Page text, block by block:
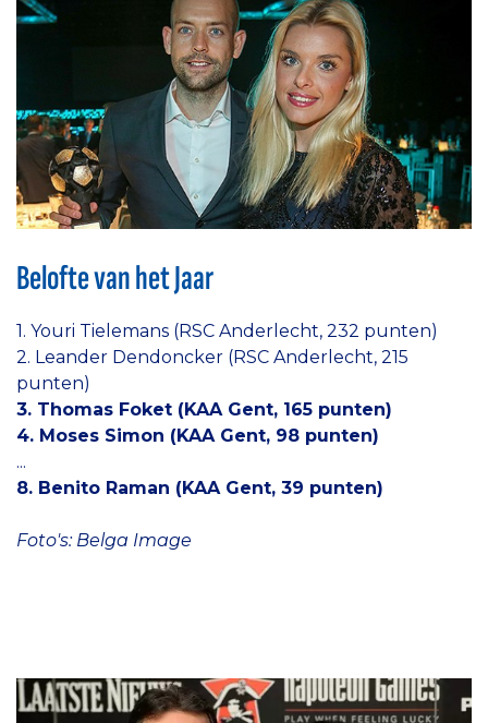
Belofte van het Jaar
1. Youri Tielemans (RSC Anderlecht, 232 punten)
2. Leander Dendoncker (RSC Anderlecht, 215
punten)
3. Thomas Foket (KAA Gent, 165 punten)
4. Moses Simon (KAA Gent, 98 punten)
...
8. Benito Raman (KAA Gent, 39 punten)
Foto's: Belga Image